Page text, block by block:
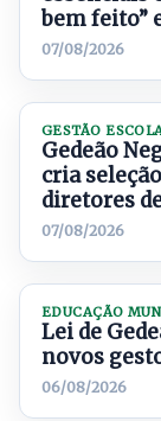
bem feito”
07/08/2026
GESTÃO
Gedeão
cria
diretores
07/08/2026
EDUCAÇÃO
Lei de
novos
06/08/2026